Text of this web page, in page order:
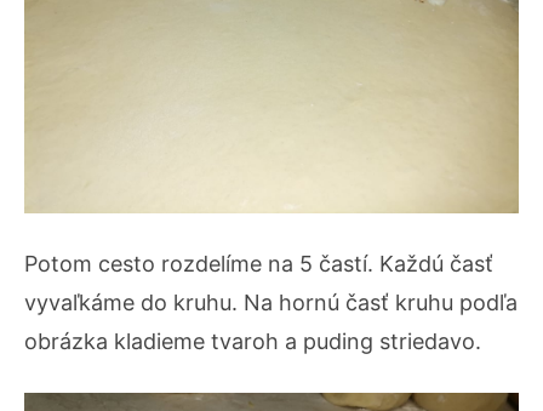
Potom cesto rozdelíme na 5 častí. Každú časť
vyvaľkáme do kruhu. Na hornú časť kruhu podľa
obrázka kladieme tvaroh a puding striedavo.